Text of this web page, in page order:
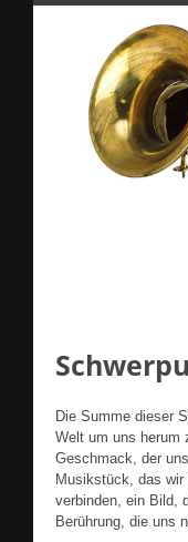
Die Summe dieser
Welt um uns herum
Geschmack, der
Musikstück, das
verbinden, ein Bild,
Berührung, die uns